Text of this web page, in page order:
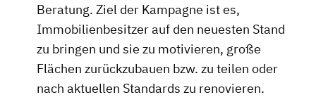
Beratung. Ziel der Kampagne ist es,
Immobilienbesitzer auf den neuesten Stand
zu bringen und sie zu motivieren, große
Flächen zurückzubauen bzw. zu teilen oder
nach aktuellen Standards zu renovieren.